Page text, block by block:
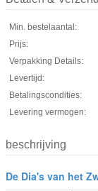
Min. bestelaantal:
Prijs:
Verpakking Details:
Levertijd:
Betalingscondities:
Levering vermogen:
beschrijving
De Dia's van het